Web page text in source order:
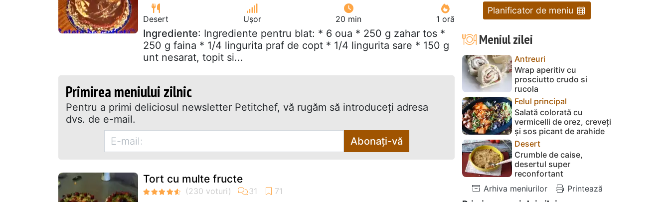
Desert Ușor 20 min 1 oră
Ingrediente: Ingrediente pentru blat: * 6 oua * 250 g zahar tos *
250 g faina * 1/4 lingurita praf de copt * 1/4 lingurita sare * 150 g
unt nesarat, topit si...
Primirea meniului zilnic
Pentru a primi deliciosul newsletter Petitchef, vă rugăm să introduceţi adresa
dvs. de e-mail.
Abonați-vă
Tort cu multe fructe
Planificator de meniu
Meniul zilei
Antreuri
Wrap aperitiv cu
prosciutto crudo si
rucola
Felul principal
Salată colorată cu
vermicelli de orez, creveți
și sos picant de arahide
Desert
Crumble de caise,
desertul super
reconfortant
Arhiva meniurilor
Printează